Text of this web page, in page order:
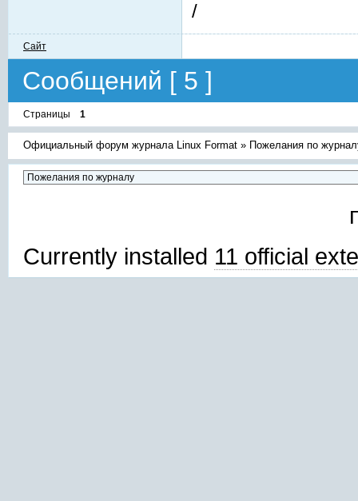
/
Сайт
Сообщений [ 5 ]
Страницы 1
Официальный форум журнала Linux Format » Пожелания по
Currently installed 11 official